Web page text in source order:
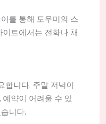
를 통해 도우미의 스
트에서는 전화나 채
합니다. 주말 저녁이
약이 어려울 수 있
니다.